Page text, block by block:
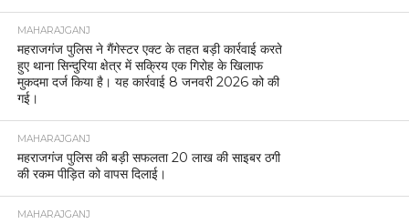
MAHARAJGANJ
महराजगंज पुलिस ने गैंगेस्टर एक्ट के तहत बड़ी कार्रवाई करते
हुए थाना सिन्दुरिया क्षेत्र में सक्रिय एक गिरोह के खिलाफ
मुकदमा दर्ज किया है। यह कार्रवाई 8 जनवरी 2026 को की
गई।
MAHARAJGANJ
महराजगंज पुलिस की बड़ी सफलता 20 लाख की साइबर ठगी
की रकम पीड़ित को वापस दिलाई।
MAHARAJGANJ